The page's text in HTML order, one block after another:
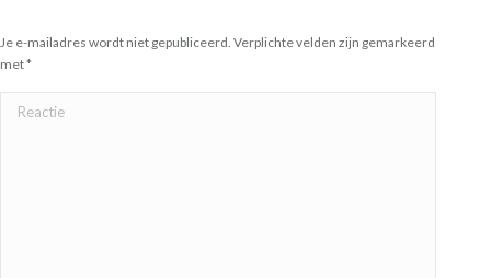
Je e-mailadres wordt niet gepubliceerd. Verplichte velden zijn gemarkeerd
met*
Reactie